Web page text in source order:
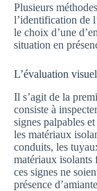
Plusieurs
l’identification de
le choix d’une
situation en
L’évaluation
Il s’agit de la
consiste à
signes palpables
les matériaux
conduits, les
matériaux isolants
ces signes ne
présence